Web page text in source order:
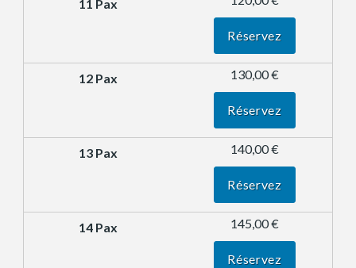
Réservez
130,00 €
Réservez
140,00 €
Réservez
145,00 €
Réservez